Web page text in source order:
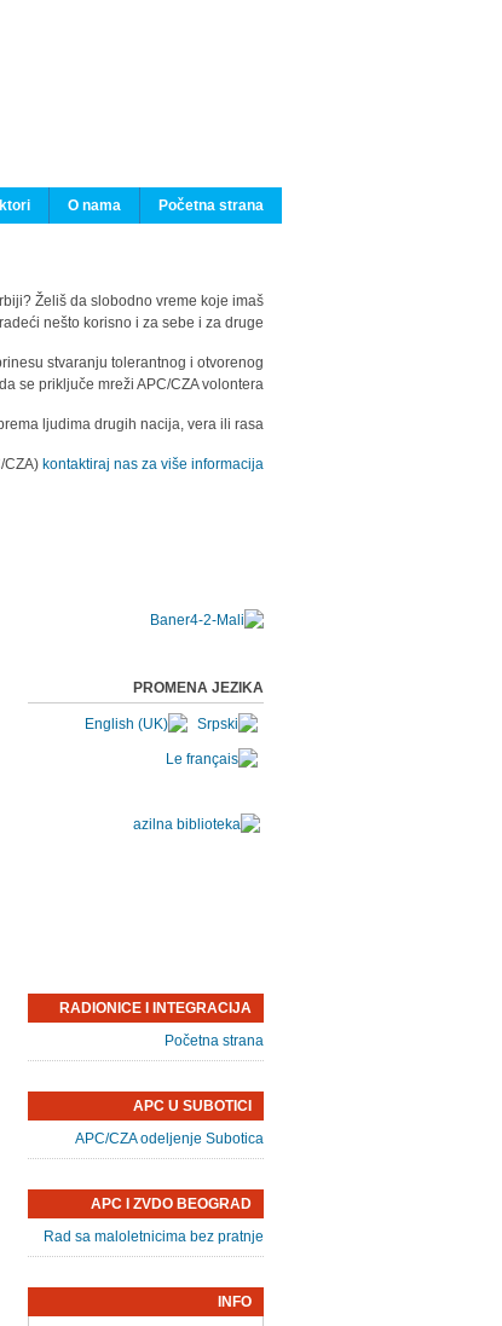
Početna strana
O nama
Želiš da slobodno vreme koje imaš
nešto korisno i za sebe i za druge?
stvaranju tolerantnog i otvorenog
se priključe mreži APC/CZA volontera.
ljudima drugih nacija, vera ili rasa.
CZA) kontaktiraj nas za više informacija.
PROMENA JEZIKA
RADIONICE I INTEGRACIJA
Početna strana
APC U SUBOTICI
APC/CZA odeljenje Subotica
APC I ZVDO BEOGRAD
Rad sa maloletnicima bez pratnje
INFO